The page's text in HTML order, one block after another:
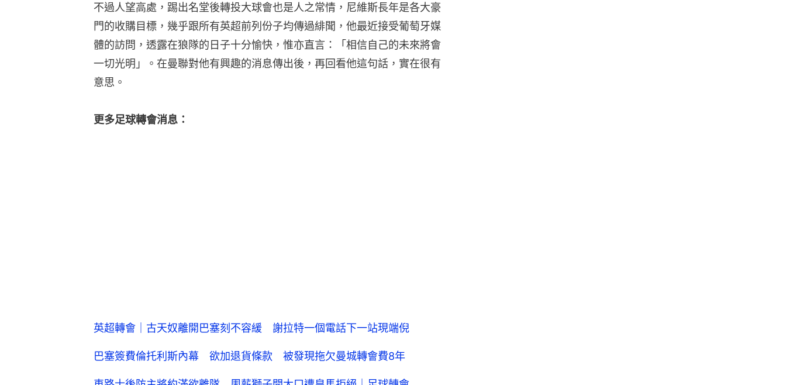
不過人望高處，踢出名堂後轉投大球會也是人之常情，尼維斯長年是各大豪
門的收購目標，幾乎跟所有英超前列份子均傳過緋聞，他最近接受葡萄牙媒
體的訪問，透露在狼隊的日子十分愉快，惟亦直言：「相信自己的未來將會
一切光明」。在曼聯對他有興趣的消息傳出後，再回看他這句話，實在很有
意思。
更多足球轉會消息：
英超轉會｜古天奴離開巴塞刻不容緩 謝拉特一個電話下一站現端倪
巴塞簽費倫托利斯內幕 欲加退貨條款 被發現拖欠曼城轉會費8年